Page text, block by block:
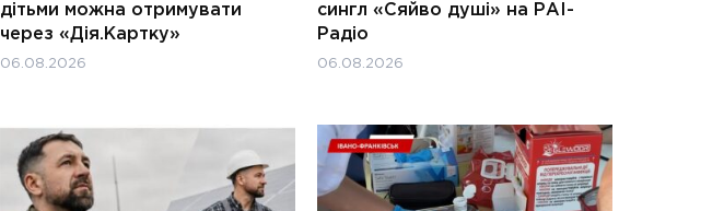
дітьми можна отримувати
через «Дія.Картку»
06.08.2026
сингл «Сяйво душі» на РАІ-
Радіо
06.08.2026